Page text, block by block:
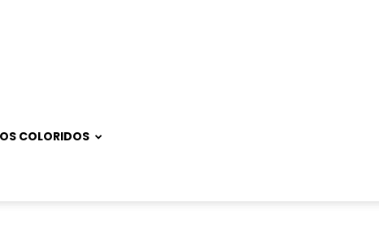
COLORIDOS